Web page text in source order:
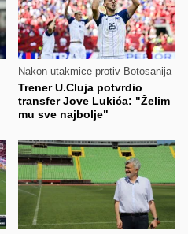
Nakon utakmice protiv Botosanija
Trener U.Cluja potvrdio
transfer Jove Lukića: "Želim
mu sve najbolje"